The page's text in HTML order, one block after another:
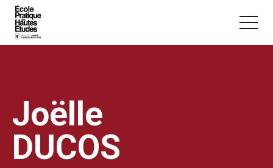
Vous recherchez peut-être :
Conférence
Joëlle
DUCOS
Panneau de gestion des cookies